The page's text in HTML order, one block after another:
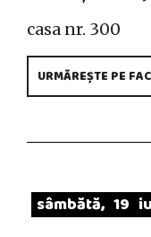
casa nr. 300
URMĂREȘTE PE
sâmbătă 19